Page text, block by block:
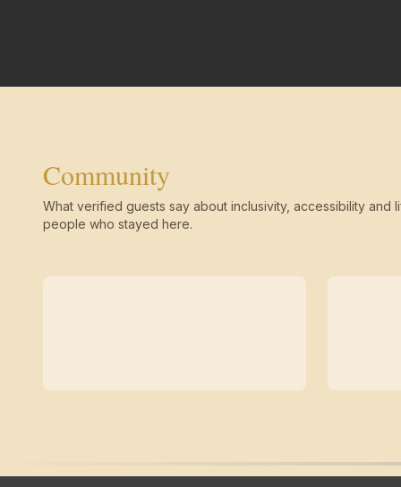
Community
What verified guests say about inclusivity, accessibility and
people who stayed here.